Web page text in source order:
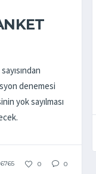
denemesi
yok sayılması
6765 0 0